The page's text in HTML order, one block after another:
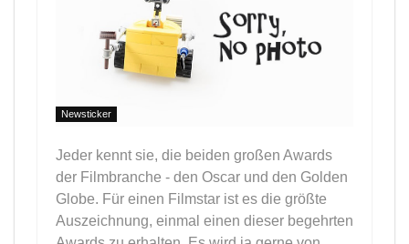
Newsticker
Jeder kennt sie, die beiden großen Awards
der Filmbranche - den Oscar und den Golden
Globe. Für einen Filmstar ist es die größte
Auszeichnung, einmal einen dieser begehrten